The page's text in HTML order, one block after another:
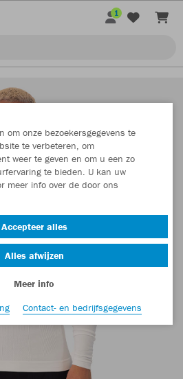
1
om onze bezoekersgegevens te
te verbeteren, om
weer te geven en om u een zo
te bieden. U kan uw
meer info over de door ons
Accepteer alles
Alles afwijzen
Meer info
Contact- en bedrijfsgegevens